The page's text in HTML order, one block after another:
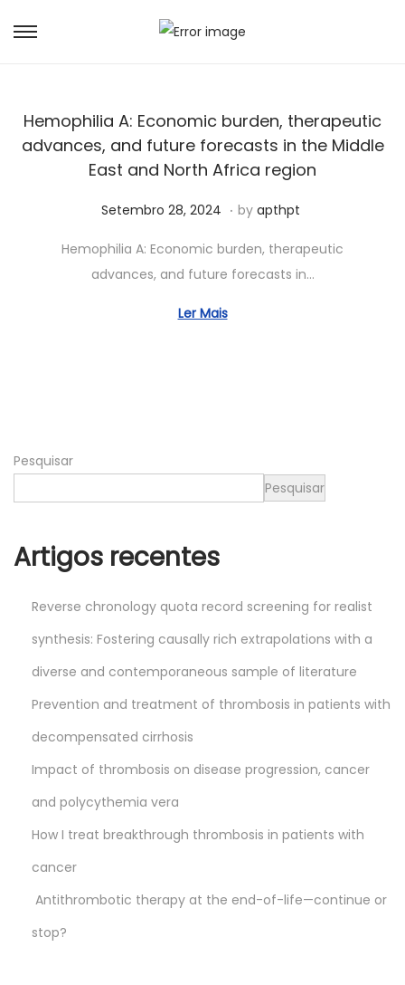
Hemophilia A: Economic burden, therapeutic
advances, and future forecasts in the Middle
East and North Africa region
Posted on
Setembro 28, 2024 A
r
i
l
. by apthpt
Hemophilia A: Economic burden, therapeutic
advances, and future forecasts in…
Ler Mais
Pesquisar
Pesquisar
Artigos recentes
Reverse chronology quota record screening for realist
synthesis: Fostering causally rich extrapolations with a
diverse and contemporaneous sample of literature
Prevention and treatment of thrombosis in patients with
decompensated cirrhosis
Impact of thrombosis on disease progression, cancer
and polycythemia vera
How I treat breakthrough thrombosis in patients with
cancer
Antithrombotic therapy at the end-of-life—continue or
stop?